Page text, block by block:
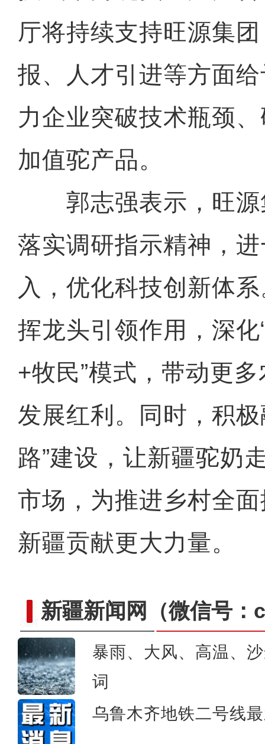
厅将持续支持旺源集
报、人才引进等方面
力企业突破技术瓶颈
加值驼产品。
郭志强表示，旺源
落实调研指示精神，
入，优化科技创新体
挥龙头引领作用，深
+牧民”模式，带动更
发展红利。同时，积
路”建设，让新疆驼奶
市场，为推进乡村全
新疆贡献更大力量。
新疆新闻网 （微信号
暴雨、大风、高温、
词
乌鲁木齐地铁二号线